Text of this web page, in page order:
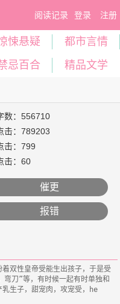
阅读记录 登录 注册
悚悬疑
都市言情
忌百合 精品文学
数：556710
击：789203
击：799
击：60
催更
报错
弯刀”等，有时候一起有时单独和